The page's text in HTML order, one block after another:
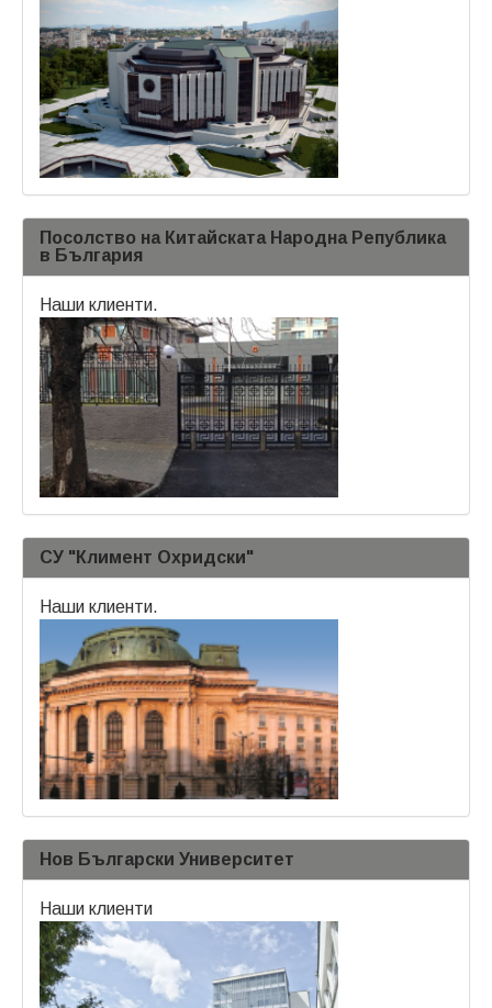
Посолство на Китайската Народна Република
в България
Наши клиенти.
СУ "Климент Охридски"
Наши клиенти.
Нов Български Университет
Наши клиенти